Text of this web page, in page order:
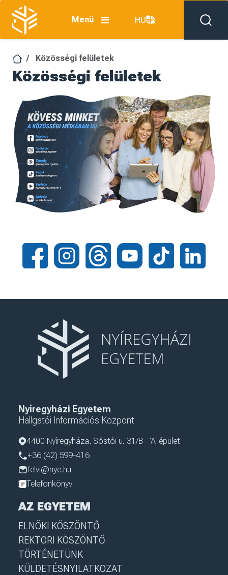
Ugrás a tartalomra
Menü
HU
Közösségi felületek
Közösségi felületek
Nyíregyházi Egyetem
Hallgatói Információs Központ
4400 Nyíregyháza, Sóstói u. 31/B - 'A' épület
+36 (42) 599-416
felvi@nye.hu
Telefonkönyv
AZ EGYETEM
ELNÖKI KÖSZÖNTŐ
REKTORI KÖSZÖNTŐ
TÖRTÉNETÜNK
KÜLDETÉSNYILATKOZAT